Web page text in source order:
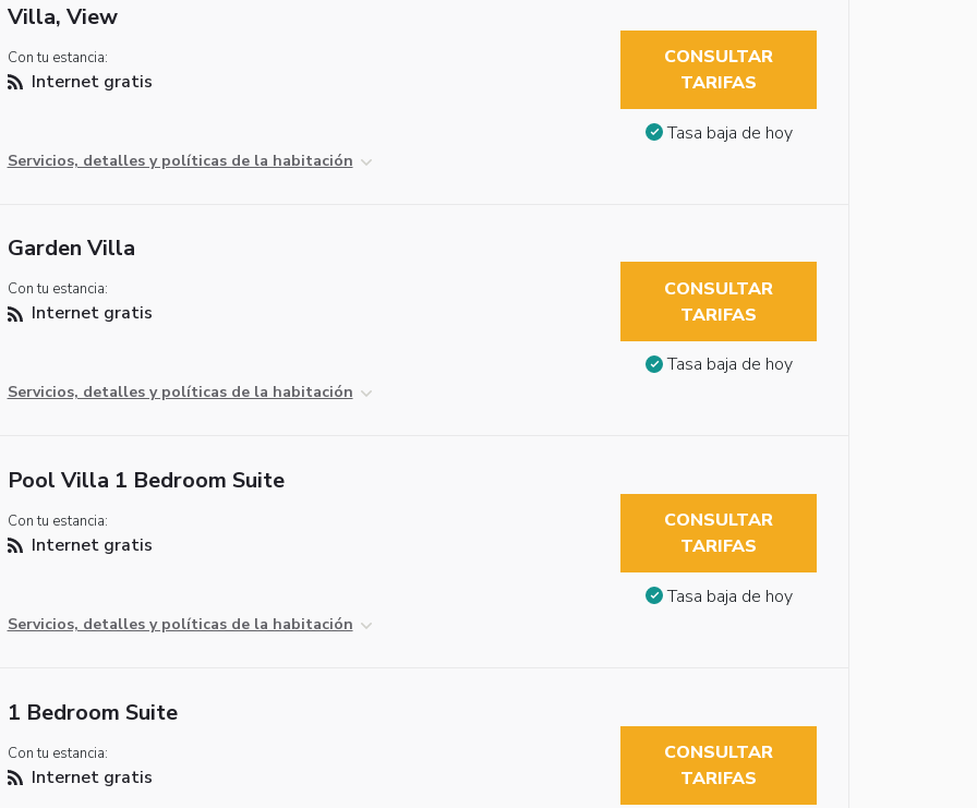
Villa, View
Con tu estancia:
Internet gratis
Servicios, detalles y políticas de la habitación
CONSULTAR
TARIFAS
Tasa baja de hoy
Garden Villa
Con tu estancia:
Internet gratis
Servicios, detalles y políticas de la habitación
CONSULTAR
TARIFAS
Tasa baja de hoy
Pool Villa 1 Bedroom Suite
Con tu estancia:
Internet gratis
Servicios, detalles y políticas de la habitación
CONSULTAR
TARIFAS
Tasa baja de hoy
1 Bedroom Suite
Con tu estancia:
Internet gratis
CONSULTAR
TARIFAS